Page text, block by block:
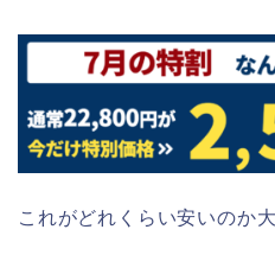
これがどれくらい安いのか